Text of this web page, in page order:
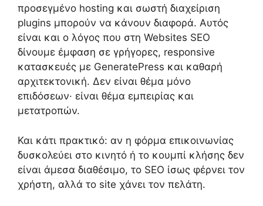
προσεγμένο hosting και σωστή διαχείριση
plugins μπορούν να κάνουν διαφορά. Αυτός
είναι και ο λόγος που στη Websites SEO
δίνουμε έμφαση σε γρήγορες, responsive
κατασκευές με GeneratePress και καθαρή
αρχιτεκτονική. Δεν είναι θέμα μόνο
επιδόσεων· είναι θέμα εμπειρίας και
μετατροπών.
Και κάτι πρακτικό: αν η φόρμα επικοινωνίας
δυσκολεύει στο κινητό ή το κουμπί κλήσης δεν
είναι άμεσα διαθέσιμο, το SEO ίσως φέρνει τον
χρήστη, αλλά το site χάνει τον πελάτη.